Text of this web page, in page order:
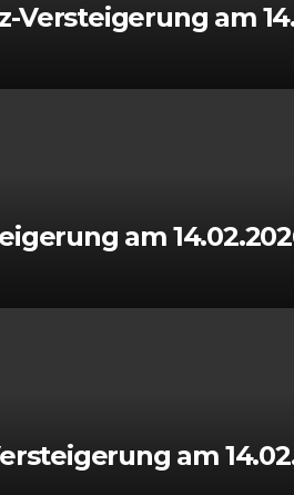
Versteigerung am
am
am